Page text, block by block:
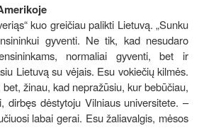
kuo greičiau palikti Lietuvą. „Sunku
gyventi. Ne tik, kad nesudaro
normaliai gyventi, bet ir
Lietuvą su vėjais. Esu vokiečių kilmės.
žinau, kad nepražūsiu, kur bebūčiau,
dirbęs dėstytoju Vilniaus universitete. –
labai gerai. Esu žaliavalgis, mėsos